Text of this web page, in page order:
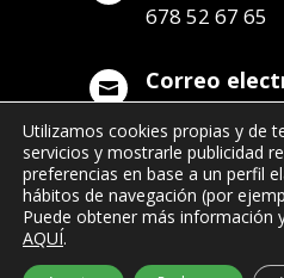
678 52 67 65
 Correo
Utilizamos cookies propias y de
servicios y mostrarle publicidad
preferencias en base a un perfil
hábitos de navegación (por
Puede obtener más información
AQUÍ.